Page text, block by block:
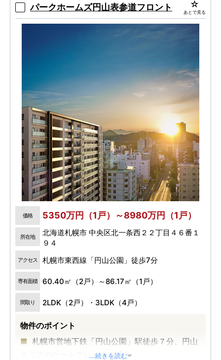
パークホームズ円山表参道フロント あとで見る
価格 5350万円（1戸）～8980万円（1戸）
所在地
北海道札幌市 中央区北一条西２２丁目４６番１
９４
アクセス 札幌市東西線「円山公園」徒歩7分
専有面積 60.40㎡（2戸）～86.17㎡（1戸）
間取り 2LDK（2戸）・3LDK（4戸）
物件のポイント
札幌市営地下鉄「円山公園」駅徒歩７分、円山
エリアのゲートプレイスに誕生
...続きを読む